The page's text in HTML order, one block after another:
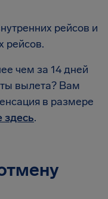
рейсов и
рейсов.
чем за 14 дней
вылета? Вам
в размере
здесь.